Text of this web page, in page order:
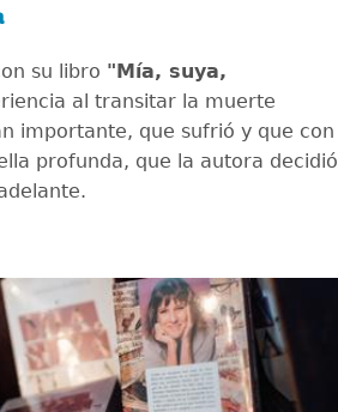
su libro "Mía, suya,
al transitar la muerte
importante, que sufrió y que con
profunda, que la autora decidió